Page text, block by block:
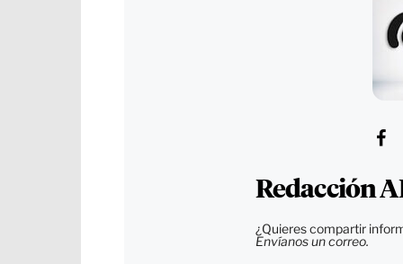
Redacción
¿Quieres compartir
Envíanos un correo.